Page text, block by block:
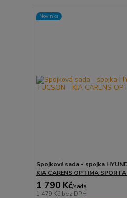
Novinka
Spojková sada - spojka
KIA CARENS OPTIMA
1 790 Kč/sada
1 479 Kč bez DPH